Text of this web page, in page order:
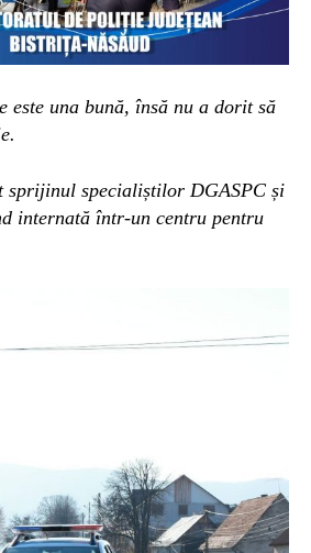
este una bună, însă nu a dorit să
specialiștilor DGASPC și
internată într-un centru pentru